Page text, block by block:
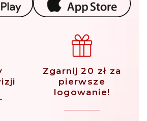
Zgarnij 20 zł za
pierwsze
logowanie!